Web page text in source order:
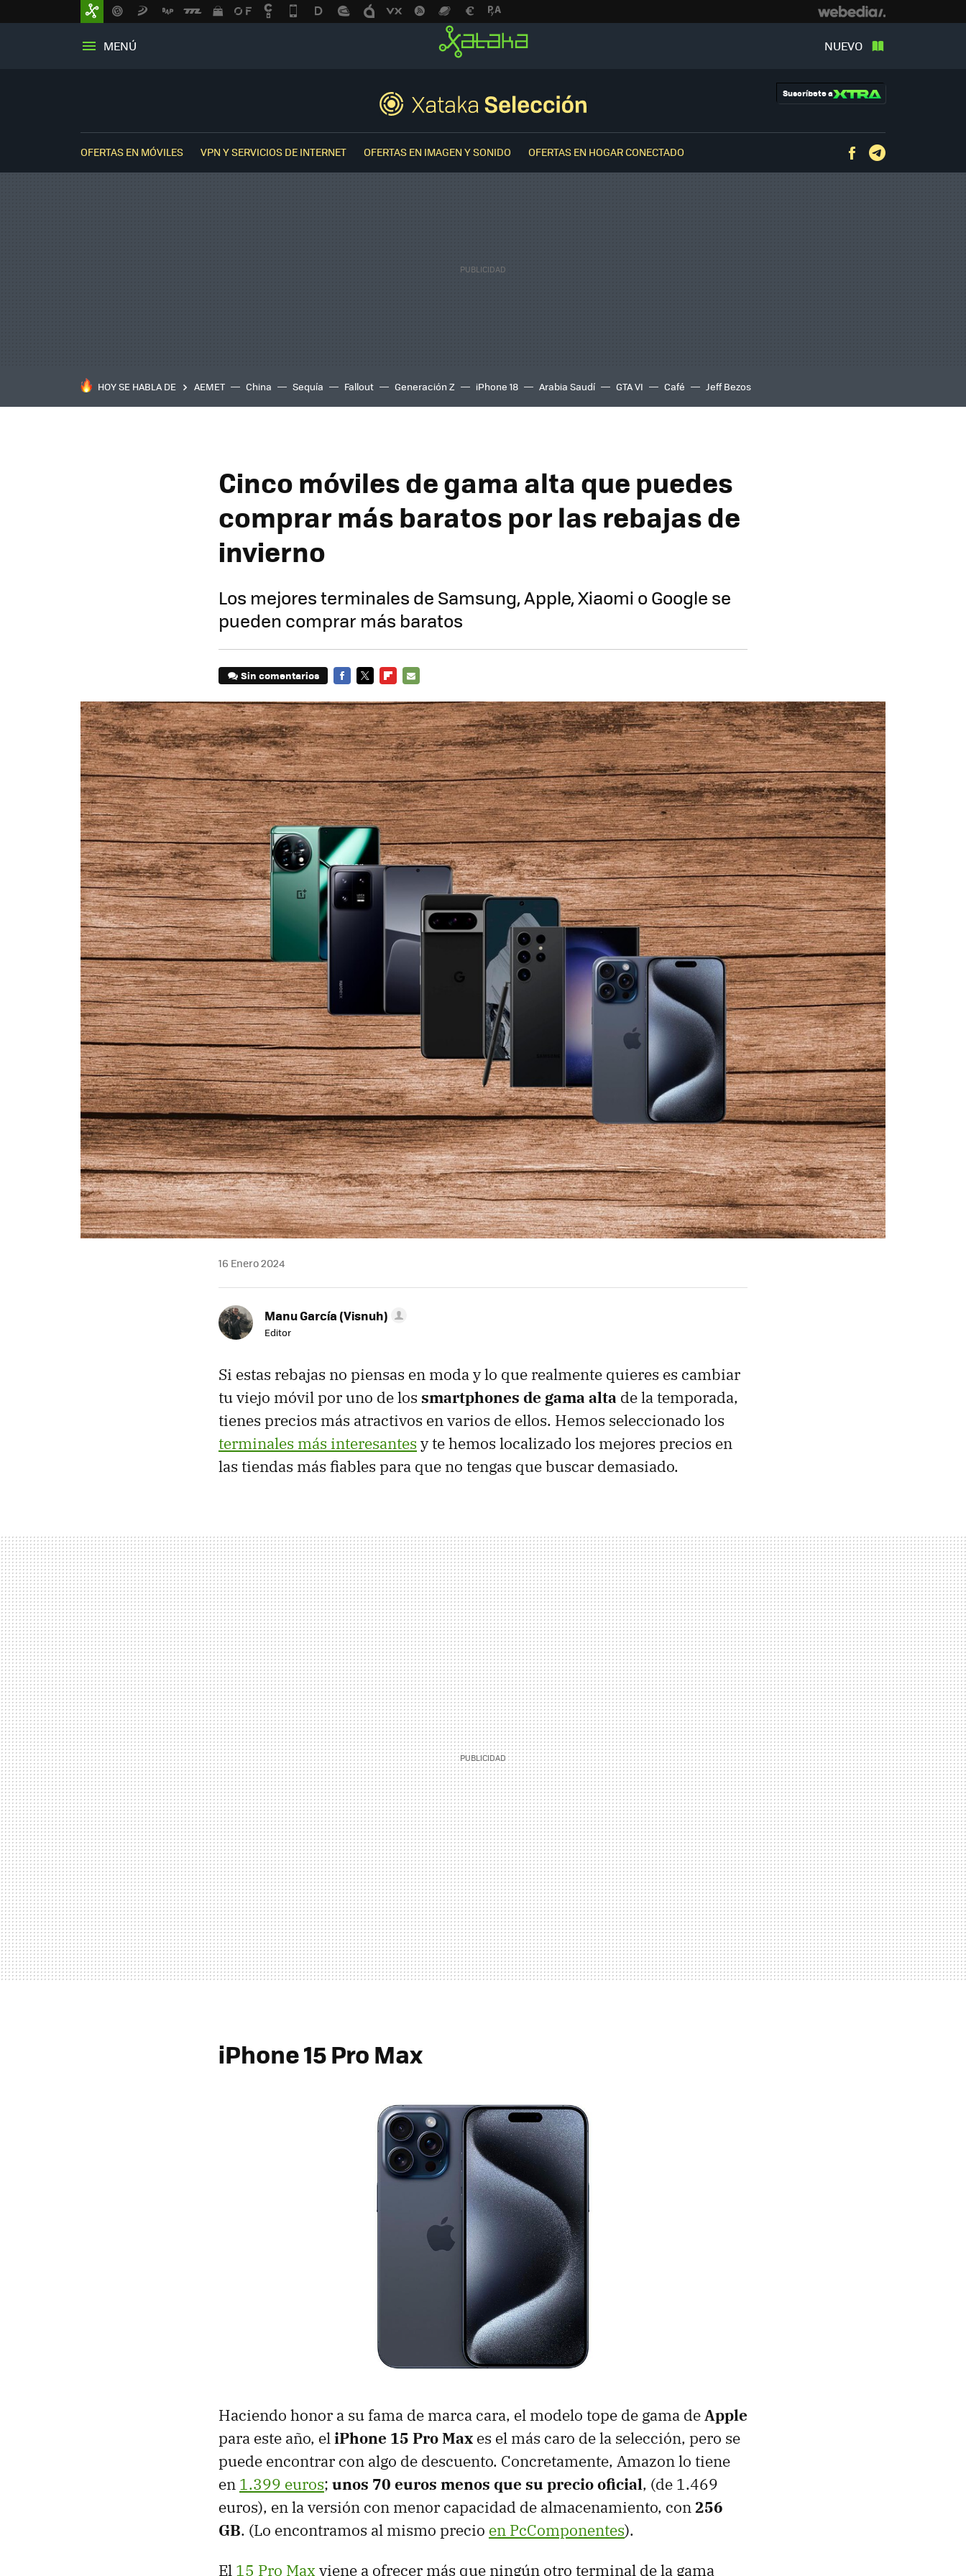
MENÚ NUEVO
Suscríbete a
OFERTAS EN MÓVILES VPN Y SERVICIOS DE INTERNET OFERTAS EN IMAGEN Y SONIDO OFERTAS EN HOGAR CONECTADO Facebook
HOY SE HABLA DE AEMET China Sequía Fallout Generación Z iPhone 18 Arabia Saudí GTA VI Café Jeff Bezos
Cinco móviles de gama alta que puedes
comprar más baratos por las rebajas de
invierno
Los mejores terminales de Samsung, Apple, Xiaomi o Google se
pueden comprar más baratos
Sin comentarios
MAIL
16 Enero 2024
Manu García (Visnuh)
Editor
Si estas rebajas no piensas en moda y lo que realmente quieres es cambiar
tu viejo móvil por uno de los smartphones de gama alta de la temporada,
tienes precios más atractivos en varios de ellos. Hemos seleccionado los
terminales más interesantes y te hemos localizado los mejores precios en
las tiendas más fiables para que no tengas que buscar demasiado.
iPhone 15 Pro Max
Haciendo honor a su fama de marca cara, el modelo tope de gama deApple
para este año, eliPhone 15 Pro Max es el más caro de la selección, pero se
puede encontrar con algo de descuento. Concretamente, Amazon lo tiene
en 1.399 euros; unos 70 euros menos que su precio oficial, (de 1.469
euros), en la versión con menor capacidad de almacenamiento, con256
GB. (Lo encontramos al mismo precio en PcComponentes).
El 15 Pro Maxviene a ofrecer más que ningún otro terminal de la gama